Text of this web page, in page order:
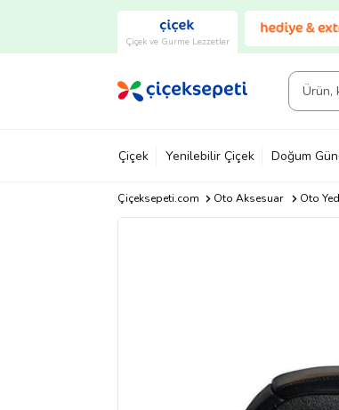
Çiçek ve Gurme Lezzetler
Çiçek Yenilebilir Çiçek Doğum
Çiçeksepeti.com Oto Aksesuar Oto